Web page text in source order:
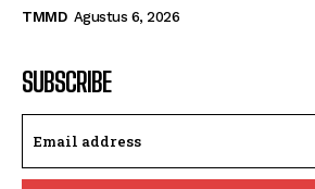
TMMD Agustus 6, 2026
SUBSCRIBE